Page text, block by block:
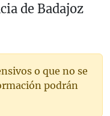
de Badajoz
o que no se
podrán